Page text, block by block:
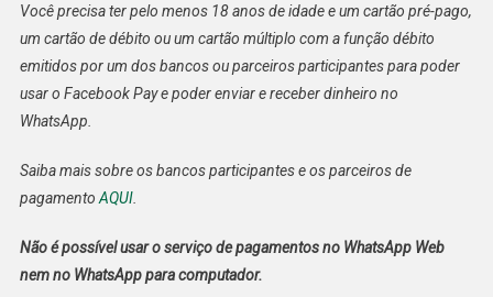
Você precisa ter pelo menos 18 anos de idade e um cartão pré-pago,
um cartão de débito ou um cartão múltiplo com a função débito
emitidos por um dos bancos ou parceiros participantes para poder
usar o Facebook Pay e poder enviar e receber dinheiro no
WhatsApp.
Saiba mais sobre os bancos participantes e os parceiros de
pagamento AQUI.
Não é possível usar o serviço de pagamentos no WhatsApp Web
nem no WhatsApp para computador.